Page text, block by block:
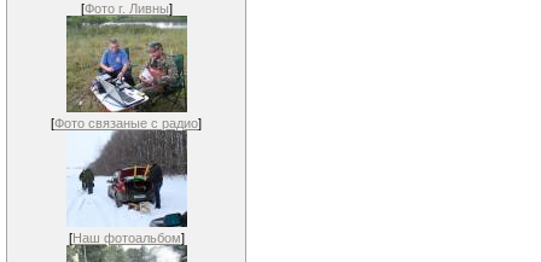
[Фото г. Ливны]
[Фото связаные с радио]
[Наш фотоальбом]